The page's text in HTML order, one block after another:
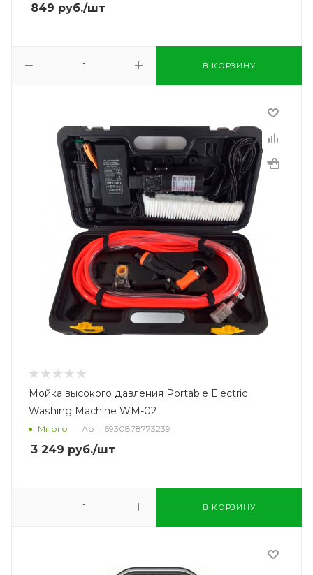
849 руб./шт
В КОРЗИНУ
Мойка высокого давления Portable Electric
Washing Machine WM-02
Много Арт.: 6930878773239
3 249 руб./шт
В КОРЗИНУ